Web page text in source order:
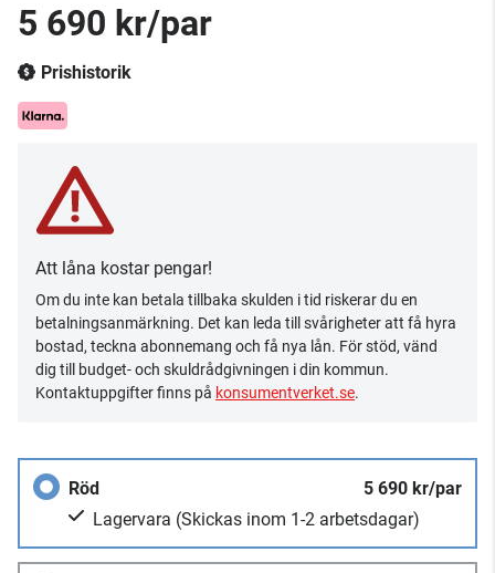
5 690 kr/par
Prishistorik
Att låna kostar pengar!
Om du inte kan betala tillbaka skulden i tid riskerar du en
betalningsanmärkning. Det kan leda till svårigheter att få hyra
bostad, teckna abonnemang och få nya lån. För stöd, vänd
dig till budget- och skuldrådgivningen i din kommun.
Kontaktuppgifter finns på konsumentverket.se.
Röd
5 690 kr/par
Lagervara (Skickas inom 1-2 arbetsdagar)